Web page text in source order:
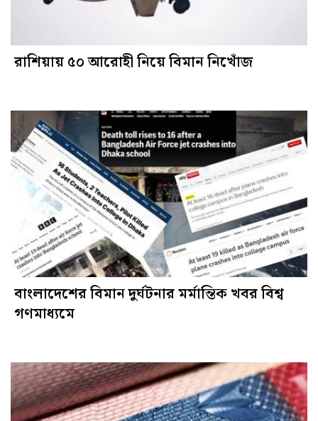
রাশিয়ায় ৫০ আরোহী নিয়ে বিমান নিখোঁজ
বাংলাদেশের বিমান দুর্ঘটনার মর্মান্তিক খবর বিশ্ব
গণমাধ্যমে